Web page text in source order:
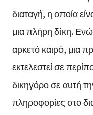
διαταγή, η οποία
μια πλήρη δίκη. Ενώ
αρκετό καιρό, μια
εκτελεστεί σε
δικηγόρο σε αυτή
πληροφορίες στο